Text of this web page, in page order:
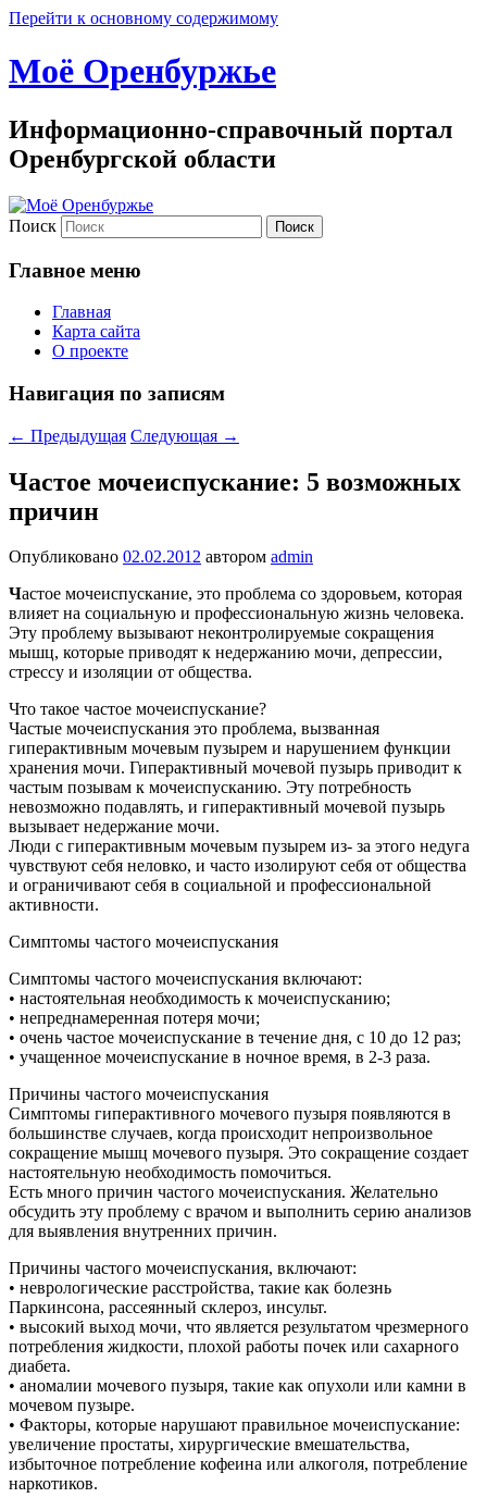
Перейти к основному содержимому
Моё Оренбуржье
Информационно-справочный портал
Оренбургской области
Поиск
Главное меню
Главная
Карта сайта
О проекте
Навигация по записям
← Предыдущая Следующая →
Частое мочеиспускание: 5 возможных
причин
Опубликовано 02.02.2012 автором admin
Частое мочеиспускание, это проблема со здоровьем, которая
влияет на социальную и профессиональную жизнь человека.
Эту проблему вызывают неконтролируемые сокращения
мышц, которые приводят к недержанию мочи, депрессии,
стрессу и изоляции от общества.
Что такое частое мочеиспускание?
Частые мочеиспускания это проблема, вызванная
гиперактивным мочевым пузырем и нарушением функции
хранения мочи. Гиперактивный мочевой пузырь приводит к
частым позывам к мочеиспусканию. Эту потребность
невозможно подавлять, и гиперактивный мочевой пузырь
вызывает недержание мочи.
Люди с гиперактивным мочевым пузырем из- за этого недуга
чувствуют себя неловко, и часто изолируют себя от общества
и ограничивают себя в социальной и профессиональной
активности.
Симптомы частого мочеиспускания
Симптомы частого мочеиспускания включают:
• настоятельная необходимость к мочеиспусканию;
• непреднамеренная потеря мочи;
• очень частое мочеиспускание в течение дня, с 10 до 12 раз;
• учащенное мочеиспускание в ночное время, в 2-3 раза.
Причины частого мочеиспускания
Симптомы гиперактивного мочевого пузыря появляются в
большинстве случаев, когда происходит непроизвольное
сокращение мышц мочевого пузыря. Это сокращение создает
настоятельную необходимость помочиться.
Есть много причин частого мочеиспускания. Желательно
обсудить эту проблему с врачом и выполнить серию анализов
для выявления внутренних причин.
Причины частого мочеиспускания, включают:
• неврологические расстройства, такие как болезнь
Паркинсона, рассеянный склероз, инсульт.
• высокий выход мочи, что является результатом чрезмерного
потребления жидкости, плохой работы почек или сахарного
диабета.
• аномалии мочевого пузыря, такие как опухоли или камни в
мочевом пузыре.
• Факторы, которые нарушают правильное мочеиспускание:
увеличение простаты, хирургические вмешательства,
избыточное потребление кофеина или алкоголя, потребление
наркотиков.